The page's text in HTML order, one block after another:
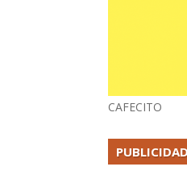
CAFECITO